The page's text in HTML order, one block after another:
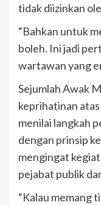
tidak diizinkan
“Bahkan untuk
boleh. Ini jadi
wartawan yang
Sejumlah Awak
keprihatinan
menilai langkah
dengan prinsip
mengingat
pejabat publik
“Kalau memang